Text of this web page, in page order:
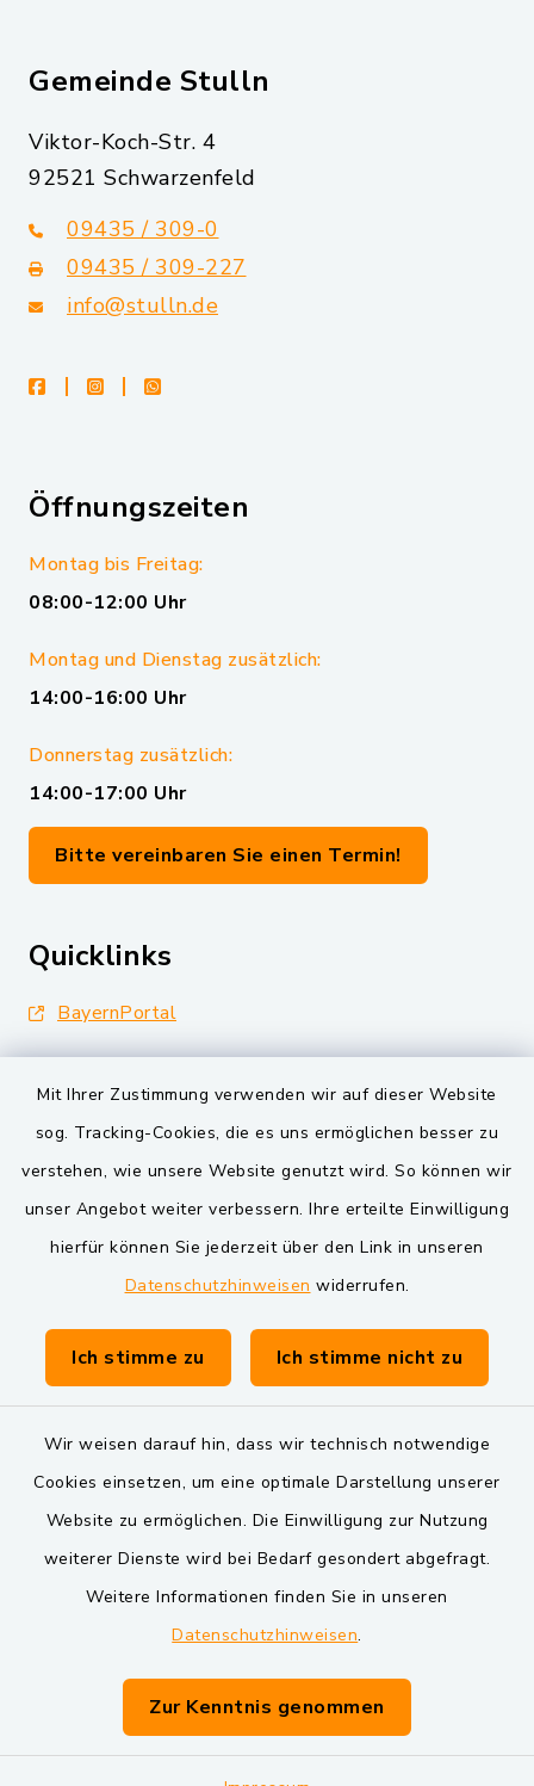
Mit Ihrer Zustimmung verwenden wir auf dieser Website
sog. Tracking-Cookies, die es uns ermöglichen besser zu
verstehen, wie unsere Website genutzt wird. So können wir
unser Angebot weiter verbessern. Ihre erteilte Einwilligung
hierfür können Sie jederzeit über den Link in unseren
Datenschutzhinweisen widerrufen.
Ich stimme zu Ich stimme nicht zu
Wir weisen darauf hin, dass wir technisch notwendige
Cookies einsetzen, um eine optimale Darstellung unserer
Website zu ermöglichen. Die Einwilligung zur Nutzung
weiterer Dienste wird bei Bedarf gesondert abgefragt.
Weitere Informationen finden Sie in unseren
Datenschutzhinweisen.
Zur Kenntnis genommen
Gemeinde Stulln
Viktor-Koch-Str. 4
92521 Schwarzenfeld
09435 / 309-0
09435 / 309-227
info@stulln.de
facebookinstagramwhatsapp
Öffnungszeiten
Montag bis Freitag:
08:00-12:00 Uhr
Montag und Dienstag zusätzlich:
14:00-16:00 Uhr
Donnerstag zusätzlich:
14:00-17:00 Uhr
Bitte vereinbaren Sie einen Termin!
Quicklinks
BayernPortal
Landkreis Schwandorf
VG und Gemeinden
Markt Schwarzenfeld
Gemeinde Schwarzach bei Nabburg
Verwaltungsgemeinschaft Schwarzenfeld
Barrierefreiheit
Impressum